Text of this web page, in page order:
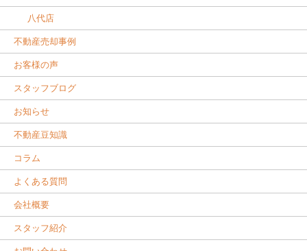
八代店
不動産売却事例
お客様の声
スタッフブログ
お知らせ
不動産豆知識
コラム
よくある質問
会社概要
スタッフ紹介